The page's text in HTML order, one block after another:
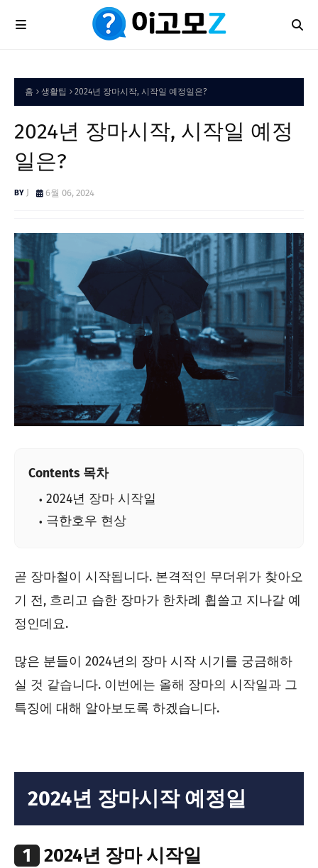
홈 생활팁 2024년 장마시작, 시작일 예정일은?
2024년 장마시작, 시작일 예정
일은?
J 6월 06, 2024
Contents 목차
2024년 장마 시작일
극한호우 현상
곧 장마철이 시작됩니다. 본격적인 무더위가 찾아오
기 전, 흐리고 습한 장마가 한차례 휩쓸고 지나갈 예
정인데요.
많은 분들이 2024년의 장마 시작 시기를 궁금해하
실 것 같습니다. 이번에는 올해 장마의 시작일과 그
특징에 대해 알아보도록 하겠습니다.
2024년 장마시작 예정일
1 2024년 장마 시작일